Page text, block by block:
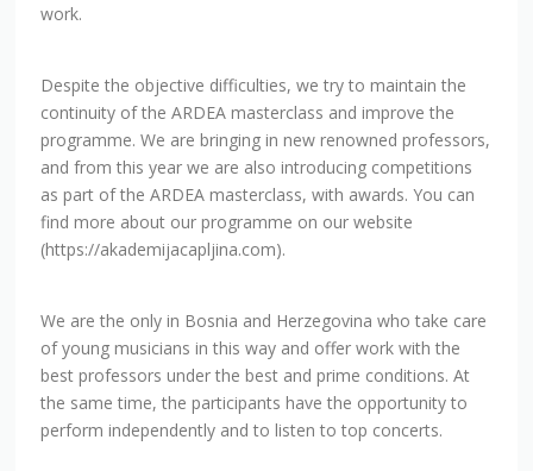
continuity of the ARDEA masterclass and improve the
programme. We are bringing in new renowned professors,
and from this year we are also introducing competitions
as part of the ARDEA masterclass, with awards. You can
find more about our programme on our website
(https://akademijacapljina.com).
of young musicians in this way and offer work with the
best professors under the best and prime conditions. At
the same time, the participants have the opportunity to
perform independently and to listen to top concerts.